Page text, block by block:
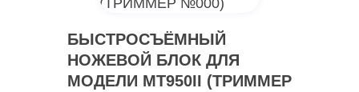
БЫСТРОСЪЁМНЫЙ
НОЖЕВОЙ БЛОК ДЛЯ
МОДЕЛИ MT950II (ТРИММЕР